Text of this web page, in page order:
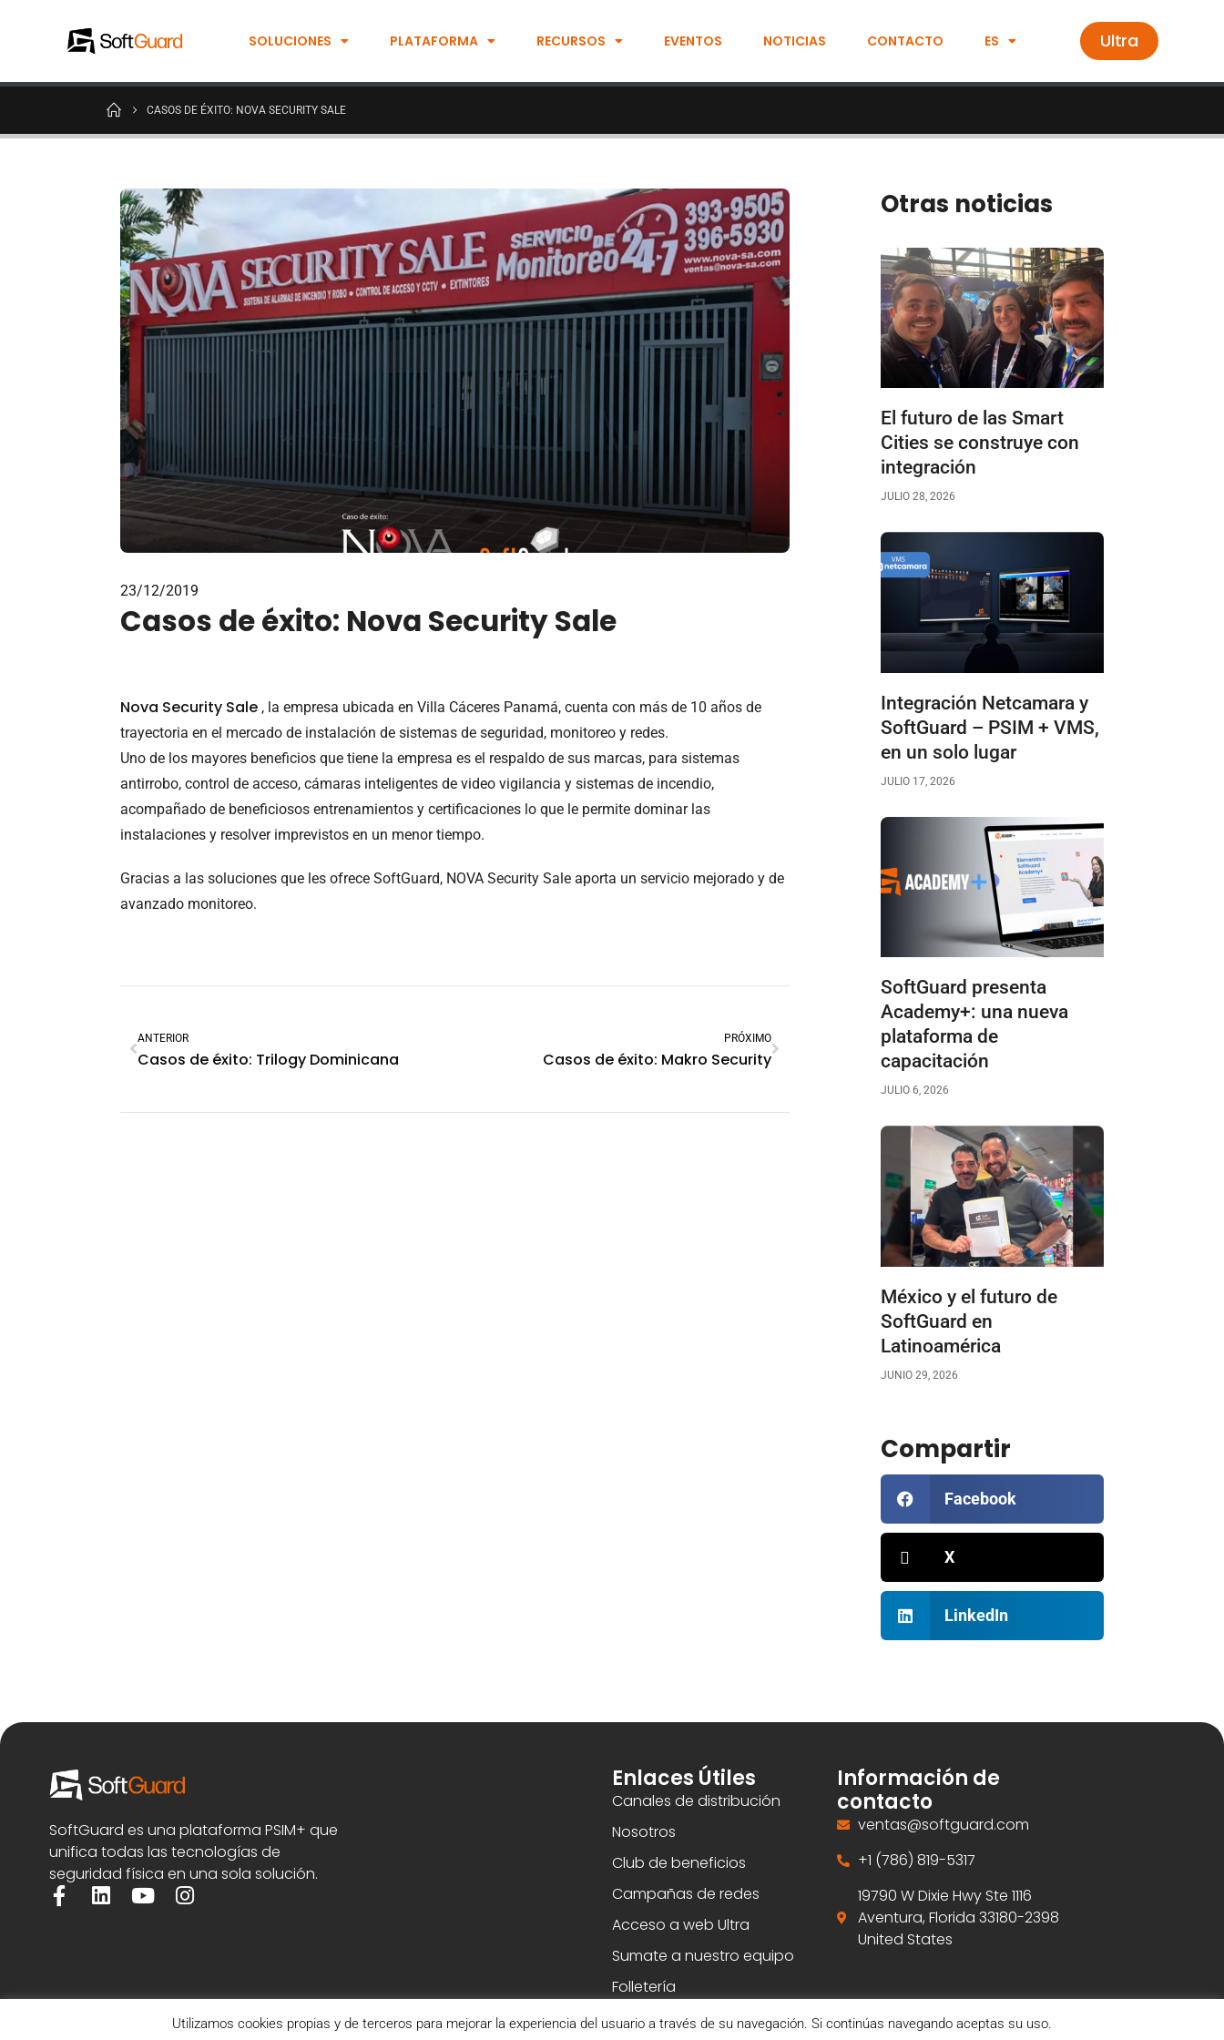
SOLUCIONES PLATAFORMA RECURSOS EVENTOS NOTICIAS CONTACTO ES Ultra
CASOS DE ÉXITO: NOVA SECURITY SALE
23/12/2019
Casos de éxito: Nova Security Sale
Nova Security Sale , la empresa ubicada en Villa Cáceres Panamá, cuenta con más de 10 años de
trayectoria en el mercado de instalación de sistemas de seguridad, monitoreo y redes.
Uno de los mayores beneficios que tiene la empresa es el respaldo de sus marcas, para sistemas
antirrobo, control de acceso, cámaras inteligentes de video vigilancia y sistemas de incendio,
acompañado de beneficiosos entrenamientos y certificaciones lo que le permite dominar las
instalaciones y resolver imprevistos en un menor tiempo.
Gracias a las soluciones que les ofrece SoftGuard, NOVA Security Sale aporta un servicio mejorado y de
avanzado monitoreo.
ANTERIOR
Casos de éxito: Trilogy Dominicana
PRÓXIMO
Casos de éxito: Makro Security
Otras noticias
El futuro de las Smart
Cities se construye con
integración
JULIO 28, 2026
Integración Netcamara y
SoftGuard – PSIM + VMS,
en un solo lugar
JULIO 17, 2026
SoftGuard presenta
Academy+: una nueva
plataforma de
capacitación
JULIO 6, 2026
México y el futuro de
SoftGuard en
Latinoamérica
JUNIO 29, 2026
Compartir
Facebook
X
LinkedIn
SoftGuard es una plataforma PSIM+ que
unifica todas las tecnologías de
seguridad física en una sola solución.
Enlaces Útiles
Canales de distribución
Nosotros
Club de beneficios
Campañas de redes
Acceso a web Ultra
Sumate a nuestro equipo
Folletería
Información de
contacto
ventas@softguard.com
+1 (786) 819-5317
19790 W Dixie Hwy Ste 1116
Aventura, Florida 33180-2398
United States
Utilizamos cookies propias y de terceros para mejorar la experiencia del usuario a través de su navegación. Si continúas navegando aceptas su uso.